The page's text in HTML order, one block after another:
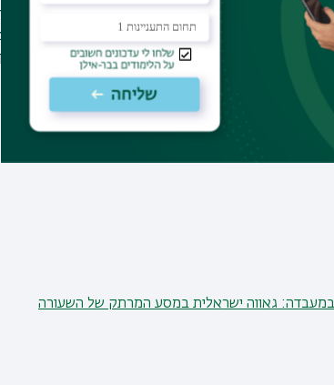
בתקופות העתיקות, האקולוגיה של הסביבה והמגוון
לתרום לחקלאות העתיד. ההרצאה מציגה את נפלאות
בין החברות הקדומות שהתאימו את הסביבה לצרכיהן
שהתרחשו לפני אלפי שנים.
הכניסה ללא תשלום ומותנית בהרשמה מראש
במעבדה: גאווה ישראלית במסע המרתק של השעורה